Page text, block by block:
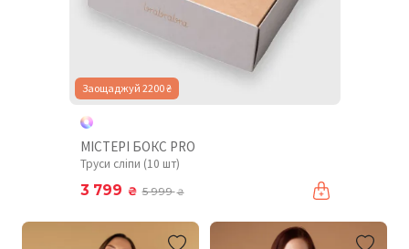
Заощаджуй 2200 ₴
МІСТЕРІ БОКС PRO
Труси сліпи (10 шт)
3 799 ₴ 5 999₴